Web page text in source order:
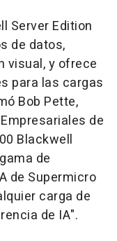
Server Edition
de datos,
visual, y ofrece
para las cargas
Bob Pette,
de
Blackwell
de
de Supermicro
carga de
de IA".